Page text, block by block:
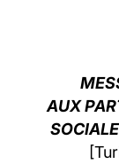
AUX